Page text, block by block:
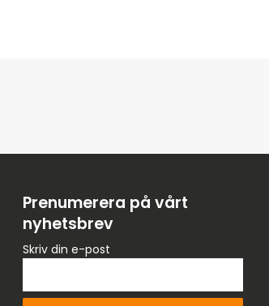
Prenumerera på vårt
nyhetsbrev
Skriv din e-post